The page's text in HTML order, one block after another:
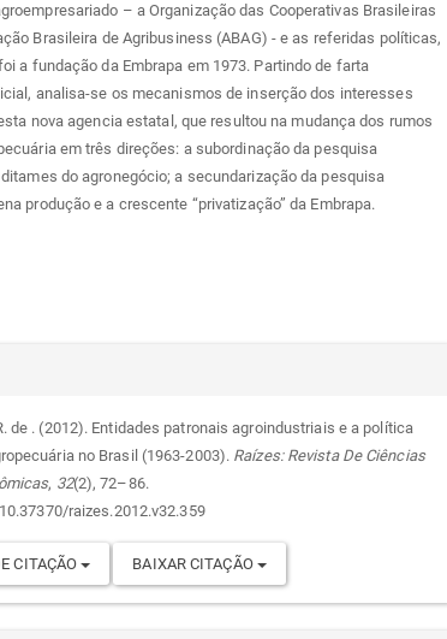
– a Organização das Cooperativas Brasileiras
Brasileira de Agribusiness (ABAG) - e as referidas políticas,
a fundação da Embrapa em 1973. Partindo de farta
analisa-se os mecanismos de inserção dos interesses
nova agencia estatal, que resultou na mudança dos rumos
em três direções: a subordinação da pesquisa
do agronegócio; a secundarização da pesquisa
produção e a crescente “privatização” da Embrapa.
de . (2012). Entidades patronais agroindustriais e a política
no Brasil (1963-2003). Raízes: Revista De Ciências
, 32(2), 72–86.
raizes.2012.v32.359
CITAÇÃO BAIXAR CITAÇÃO